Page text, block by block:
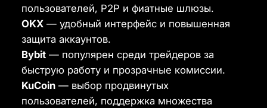
пользователей, P2P и фиатные шлюзы.
OKX— удобный интерфейс и повышенная
защита аккаунтов.
Bybit— популярен среди трейдеров за
быструю работу и прозрачные комиссии.
KuCoin— выбор продвинутых
пользователей, поддержка множества